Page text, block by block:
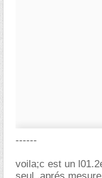
------
voila;c est un